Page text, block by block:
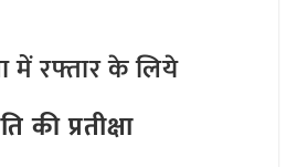
में रफ्तार के लिये
की प्रतीक्षा